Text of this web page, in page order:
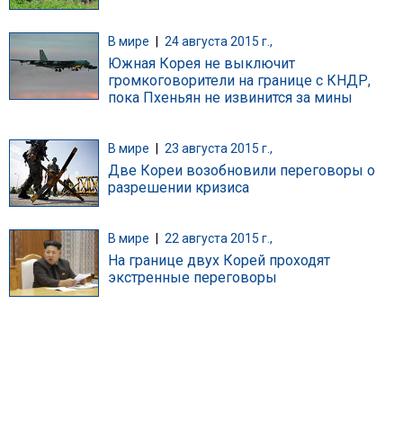
В мире 24 августа 2015 г.,
Южная Корея не выключит
громкоговорители на границе с КНДР,
пока Пхеньян не извинится за мины
В мире 23 августа 2015 г.,
Две Кореи возобновили переговоры о
разрешении кризиса
В мире 22 августа 2015 г.,
На границе двух Корей проходят
экстренные переговоры